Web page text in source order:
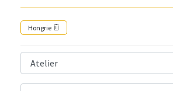
Hongrie